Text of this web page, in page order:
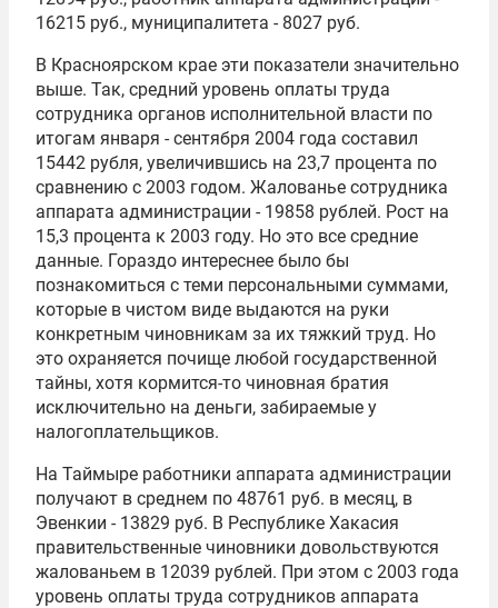
16215 руб., муниципалитета - 8027 руб.
В Красноярском крае эти показатели значительно
выше. Так, средний уровень оплаты труда
сотрудника органов исполнительной власти по
итогам января - сентября 2004 года составил
15442 рубля, увеличившись на 23,7 процента по
сравнению с 2003 годом. Жалованье сотрудника
аппарата администрации - 19858 рублей. Рост на
15,3 процента к 2003 году. Но это все средние
данные. Гораздо интереснее было бы
познакомиться с теми персональными суммами,
которые в чистом виде выдаются на руки
конкретным чиновникам за их тяжкий труд. Но
это охраняется почище любой государственной
тайны, хотя кормится-то чиновная братия
исключительно на деньги, забираемые у
налогоплательщиков.
На Таймыре работники аппарата администрации
получают в среднем по 48761 руб. в месяц, в
Эвенкии - 13829 руб. В Республике Хакасия
правительственные чиновники довольствуются
жалованьем в 12039 рублей. При этом с 2003 года
уровень оплаты труда сотрудников аппарата